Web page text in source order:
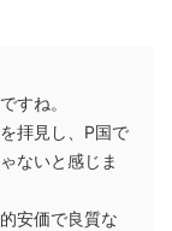
すね。
拝見し、P国で
ないと感じま
安価で良質な